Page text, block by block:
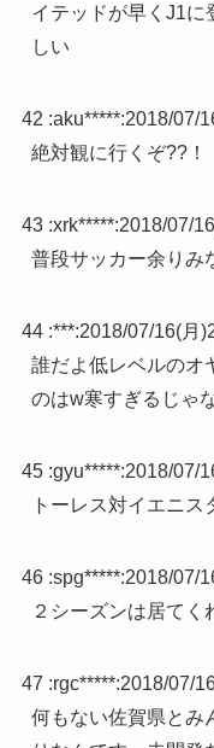
イテッドが早くJ1に
しい
42 :aku*****:2018/07/
絶対観に行くぞ??！
43 :xrk*****:2018/07/
普段サッカー余りみ
44 :***:2018/07/16(月
誰だよ低レベルのオ
のはw寒すぎるじゃ
45 :gyu*****:2018/07/
トーレス対イエニス
46 :spg*****:2018/07/
２シーズンは居てく
47 :rgc*****:2018/07/
何もない佐賀県とみ